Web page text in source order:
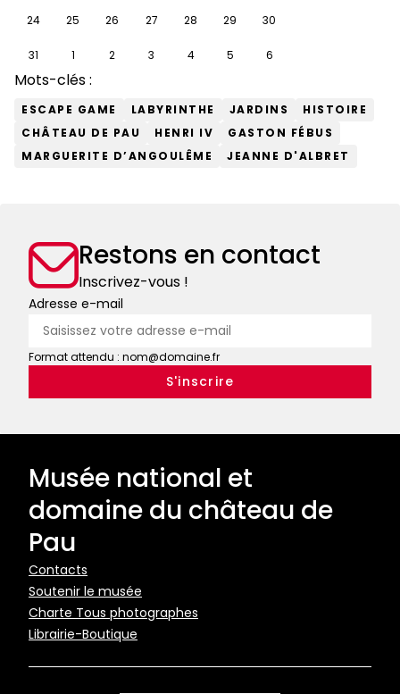
24 25 26 27 28 29 30
31 1 2 3 4 5 6
Mots-clés :
ESCAPE GAME LABYRINTHE JARDINS
HISTOIRE
CHÂTEAU DE PAU
HENRI IV
GASTON FÉBUS
MARGUERITE D’ANGOULÊME
JEANNE D'ALBRET
Restons en contact
Inscrivez-vous !
Adresse e-mail
Format attendu : nom@domaine.fr
Musée national et
domaine du château de
Pau
Pied
de
page
Contacts
Soutenir le musée
Charte Tous photographes
Librairie-Boutique